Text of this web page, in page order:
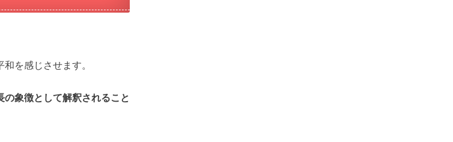
を感じさせます。
象徴として解釈されること